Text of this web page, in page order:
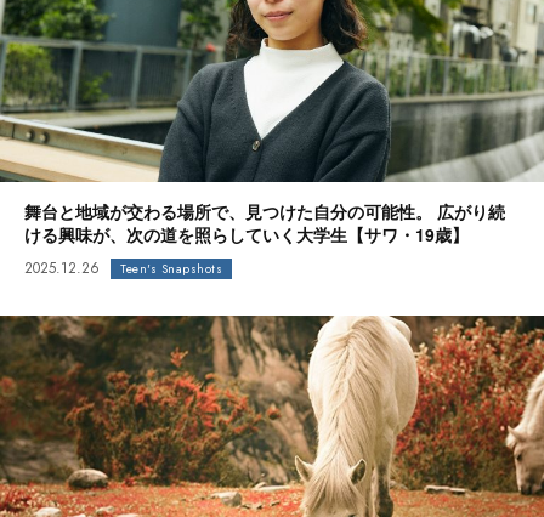
舞台と地域が交わる場所で、見つけた自分の可能性。 広がり続
ける興味が、次の道を照らしていく大学生【サワ・19歳】
2025.12.26 Teen's Snapshots